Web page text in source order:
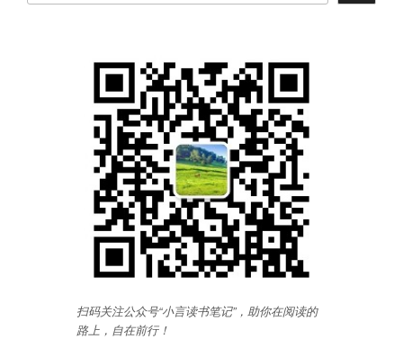
扫码关注公众号“小言读书笔记”，助你在阅读的
路上，自在前行！